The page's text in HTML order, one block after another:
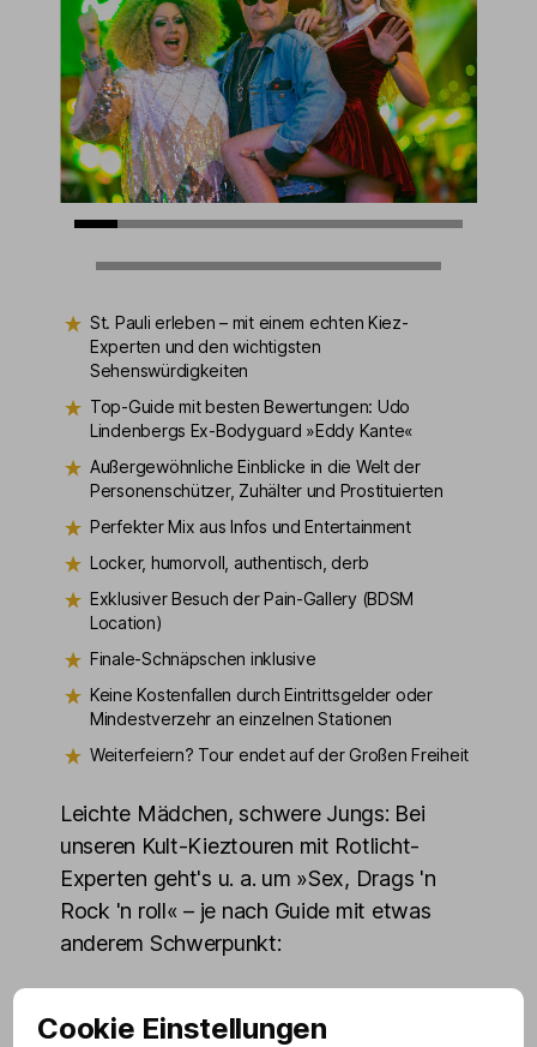
St. Pauli erleben – mit einem echten Kiez-
Experten und den wichtigsten
Sehenswürdigkeiten
Top-Guide mit besten Bewertungen: Udo
Lindenbergs Ex-Bodyguard »Eddy Kante«
Außergewöhnliche Einblicke in die Welt der
Personenschützer, Zuhälter und Prostituierten
Perfekter Mix aus Infos und Entertainment
Locker, humorvoll, authentisch, derb
Exklusiver Besuch der Pain-Gallery (BDSM
Location)
Finale-Schnäpschen inklusive
Keine Kostenfallen durch Eintrittsgelder oder
Mindestverzehr an einzelnen Stationen
Weiterfeiern? Tour endet auf der Großen Freiheit
Leichte Mädchen, schwere Jungs: Bei
unseren Kult-Kieztouren mit Rotlicht-
Experten geht's u. a. um »Sex, Drags 'n
Rock 'n roll« – je nach Guide mit etwas
anderem Schwerpunkt:
Bodyguard von Udo Lindenberg bekannt.
Cookie Einstellungen